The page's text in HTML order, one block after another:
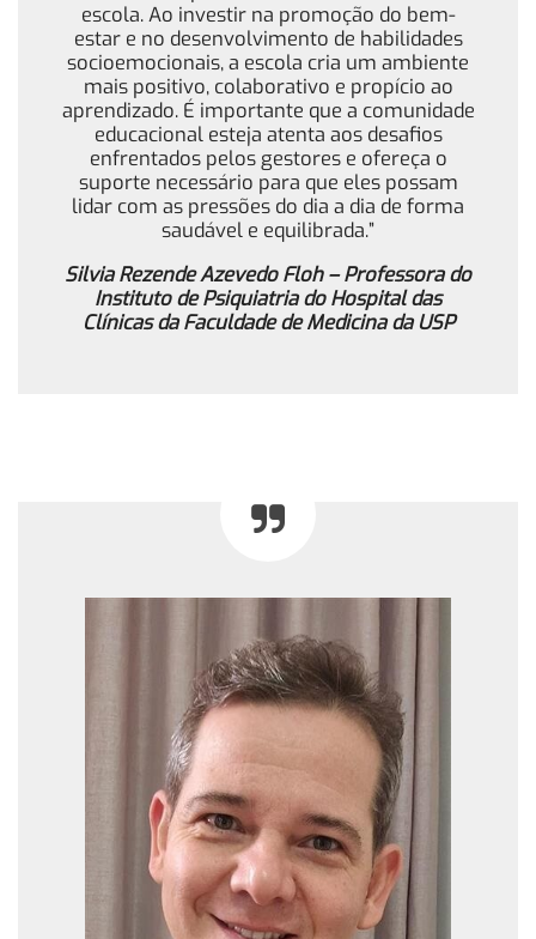
escola. Ao investir na promoção do bem-
estar e no desenvolvimento de habilidades
socioemocionais, a escola cria um ambiente
mais positivo, colaborativo e propício ao
aprendizado. É importante que a comunidade
educacional esteja atenta aos desafios
enfrentados pelos gestores e ofereça o
suporte necessário para que eles possam
lidar com as pressões do dia a dia de forma
saudável e equilibrada.”
Silvia Rezende Azevedo Floh – Professora do
Instituto de Psiquiatria do Hospital das
Clínicas da Faculdade de Medicina da USP